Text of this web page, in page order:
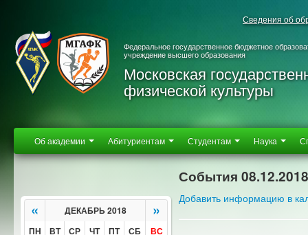
Сведения об
Федеральное государственное бюджетное
учреждение высшего образования
Московская
физической культуры
Об академии Абитуриентам Студентам Наука
« ДЕКАБРЬ 2018 »
ПН ВТ СР ЧТ ПТ СБ
ВС
События 08.12.2018
Добавить информацию в